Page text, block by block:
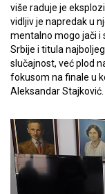
više raduje je
vidljiv je napredak u
mentalno mogo jači i
Srbije i titula
slučajnost, već plod
fokusom na finale u
Aleksandar Stajković.